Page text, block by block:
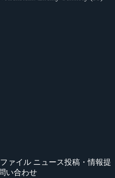
ァイル ニュース投稿・情報提
い合わせ